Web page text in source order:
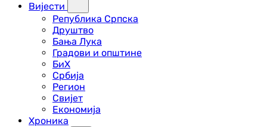
Вијести
Република Српска
Друштво
Бања Лука
Градови и општине
БиХ
Србија
Регион
Свијет
Економија
Хроника